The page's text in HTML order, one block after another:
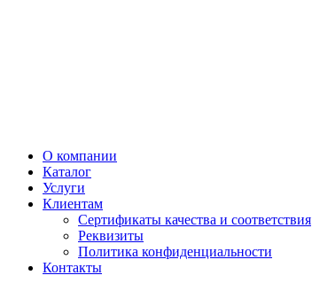
О компании
Каталог
Услуги
Клиентам
Сертификаты качества и соответствия
Реквизиты
Политика конфиден­циальности
Контакты